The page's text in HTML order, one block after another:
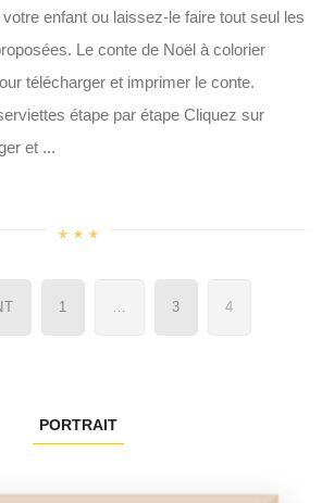
enfant ou laissez-le faire tout seul les
Le conte de Noël à colorier
télécharger et imprimer le conte.
étape par étape Cliquez sur
et ...
1 … 3 4
PORTRAIT